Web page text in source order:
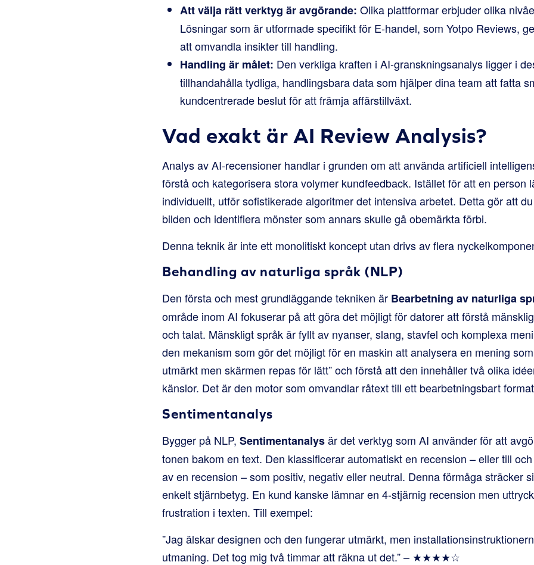
Att välja rätt verktyg är avgörande: Olika plattformar erbjuder olika
Lösningar som är utformade specifikt för E-handel, som Yotpo Reviews,
att omvandla insikter till handling.
Handling är målet: Den verkliga kraften i AI-granskningsanalys ligger i
tillhandahålla tydliga, handlingsbara data som hjälper dina team att fatta
kundcentrerade beslut för att främja affärstillväxt.
Vad exakt är AI Review Analysis?
Analys av AI-recensioner handlar i grunden om att använda artificiell
förstå och kategorisera stora volymer kundfeedback. Istället för att en person
individuellt, utför sofistikerade algoritmer det intensiva arbetet. Detta gör att
bilden och identifiera mönster som annars skulle gå obemärkta förbi.
Denna teknik är inte ett monolitiskt koncept utan drivs av flera
Behandling av naturliga språk (NLP)
Den första och mest grundläggande tekniken är Bearbetning av naturliga
område inom AI fokuserar på att göra det möjligt för datorer att förstå
och talat. Mänskligt språk är fyllt av nyanser, slang, stavfel och komplexa
den mekanism som gör det möjligt för en maskin att analysera en mening
utmärkt men skärmen repas för lätt” och förstå att den innehåller två olika
känslor. Det är den motor som omvandlar råtext till ett bearbetningsbart
Sentimentanalys
Bygger på NLP, Sentimentanalysär det verktyg som AI använder för att
tonen bakom en text. Den klassificerar automatiskt en recension – eller till
av en recension – som positiv, negativ eller neutral. Denna förmåga sträcker
enkelt stjärnbetyg. En kund kanske lämnar en 4-stjärnig recension men
frustration i texten. Till exempel:
”Jag älskar designen och den fungerar utmärkt, men
utmaning. Det tog mig två timmar att räkna ut det.” – ★★★★☆